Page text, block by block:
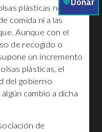
plásticas no
comida ni a las
Aunque con el
de recogido o
un incremento
plásticas, el
del gobierno
cambio a dicha
de